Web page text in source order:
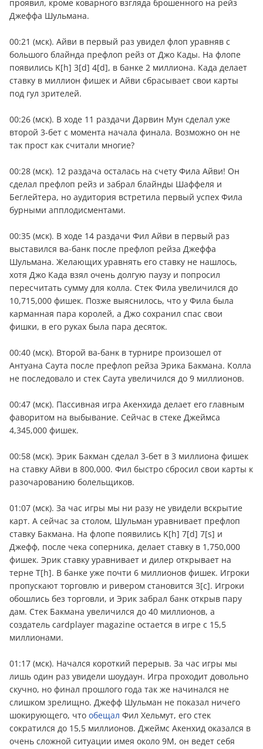
проявил, кроме коварного взгляда брошенного на рейз
Джеффа Шульмана.
00:21 (мск). Айви в первый раз увидел флоп уравняв с
большого блайнда префлоп рейз от Джо Кады. На флопе
появились K[h] 3[d] 4[d], в банке 2 миллиона. Када делает
ставку в миллион фишек и Айви сбрасывает свои карты
под гул зрителей.
00:26 (мск). В ходе 11 раздачи Дарвин Мун сделал уже
второй 3-бет с момента начала финала. Возможно он не
так прост как считали многие?
00:28 (мск). 12 раздача осталась на счету Фила Айви! Он
сделал префлоп рейз и забрал блайнды Шаффеля и
Беглейтера, но аудитория встретила первый успех Фила
бурными апплодисментами.
00:35 (мск). В ходе 14 раздачи Фил Айви в первый раз
выставился ва-банк после префлоп рейза Джеффа
Шульмана. Желающих уравнять его ставку не нашлось,
хотя Джо Када взял очень долгую паузу и попросил
пересчитать сумму для колла. Стек Фила увеличился до
10,715,000 фишек. Позже выяснилось, что у Фила была
карманная пара королей, а Джо сохранил спас свои
фишки, в его руках была пара десяток.
00:40 (мск). Второй ва-банк в турнире произошел от
Антуана Саута после префлоп рейза Эрика Бакмана. Колла
не последовало и стек Саута увеличился до 9 миллионов.
00:47 (мск). Пассивная игра Акенхида делает его главным
фаворитом на выбывание. Сейчас в стеке Джеймса
4,345,000 фишек.
00:58 (мск). Эрик Бакман сделал 3-бет в 3 миллиона фишек
на ставку Айви в 800,000. Фил быстро сбросил свои карты к
разочарованию болельщиков.
01:07 (мск). За час игры мы ни разу не увидели вскрытие
карт. А сейчас за столом, Шульман уравнивает префлоп
ставку Бакмана. На флопе появились K[h] 7[d] 7[s] и
Джефф, после чека соперника, делает ставку в 1,750,000
фишек. Эрик ставку уравнивает и дилер открывает на
терне T[h]. В банке уже почти 6 миллионов фишек. Игроки
пропускают торговлю и ривером становится 3[c]. Игроки
обошлись без торговли, и Эрик забрал банк открыв пару
дам. Стек Бакмана увеличился до 40 миллионов, а
создатель cardplayer magazine остается в игре с 15,5
миллионами.
01:17 (мск). Начался короткий перерыв. За час игры мы
лишь один раз увидели шоудаун. Игра проходит довольно
скучно, но финал прошлого года так же начинался не
слишком зрелищно. Джефф Шульман не показал ничего
шокирующего, что обещал Фил Хельмут, его стек
сократился до 15,5 миллионов. Джеймс Акенхид оказался в
очень сложной ситуации имея около 9М, он ведет себя